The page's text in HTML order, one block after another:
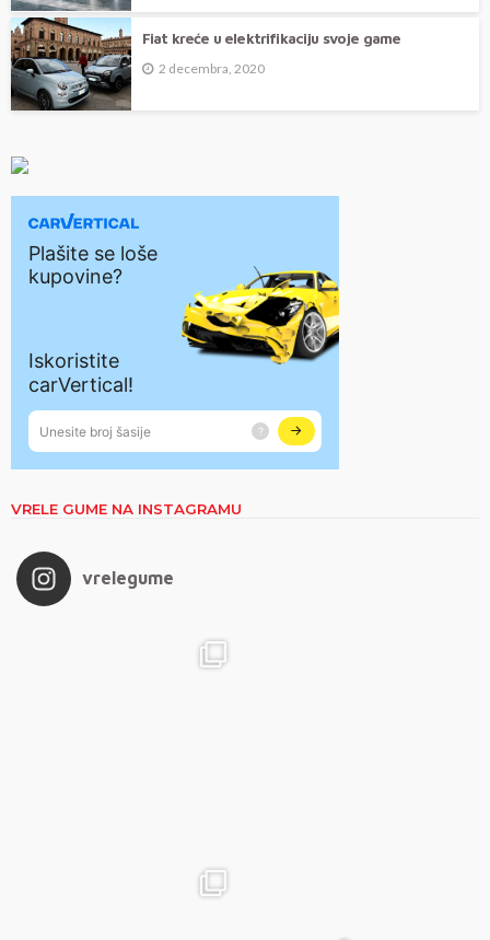
Fiat kreće u elektrifikaciju svoje game
2 decembra, 2020
VRELE GUME NA INSTAGRAMU
vrelegume